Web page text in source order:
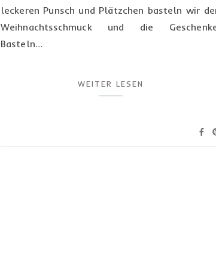
leckeren Punsch und Plätzchen basteln wir
Weihnachtsschmuck und die
Basteln…
WEITER LESEN